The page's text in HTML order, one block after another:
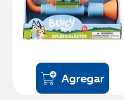
Agregar